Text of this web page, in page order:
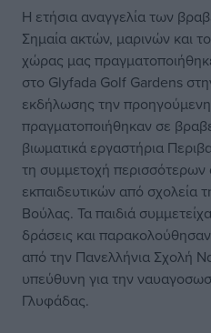
Η ετήσια αναγγελία των
Σημαία ακτών, μαρινών και
χώρας μας
στο Glyfada Golf Gardens
εκδήλωσης την
πραγματοποιήθηκαν σε
βιωματικά εργαστήρια
τη συμμετοχή περισσότερων
εκπαιδευτικών από σχολεία
Βούλας. Τα παιδιά
δράσεις και
από την Πανελλήνια Σχολή
υπεύθυνη για την
Γλυφάδας.